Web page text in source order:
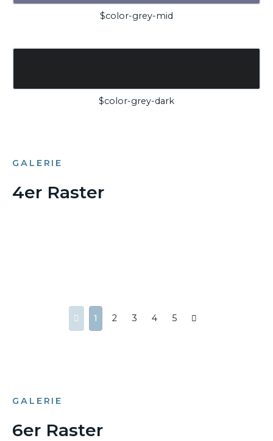
$color-grey-mid
$color-grey-dark
GALERIE
4er Raster
1 2 3 4 5
GALERIE
6er Raster